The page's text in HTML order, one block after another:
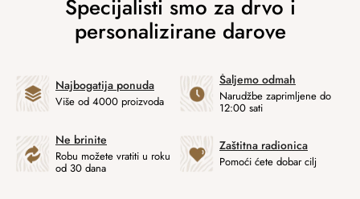
Najbogatija ponuda
Više od 4000 proizvoda
Šaljemo odmah
Narudžbe zaprimljene do
12:00 sati
Ne brinite
Robu možete vratiti u roku
od 30 dana
Zaštitna radionica
Pomoći ćete dobar cilj